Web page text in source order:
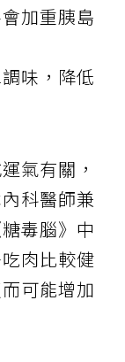
加重胰島
味，降低
氣有關，
科醫師兼
毒腦》中
肉比較健
可能增加